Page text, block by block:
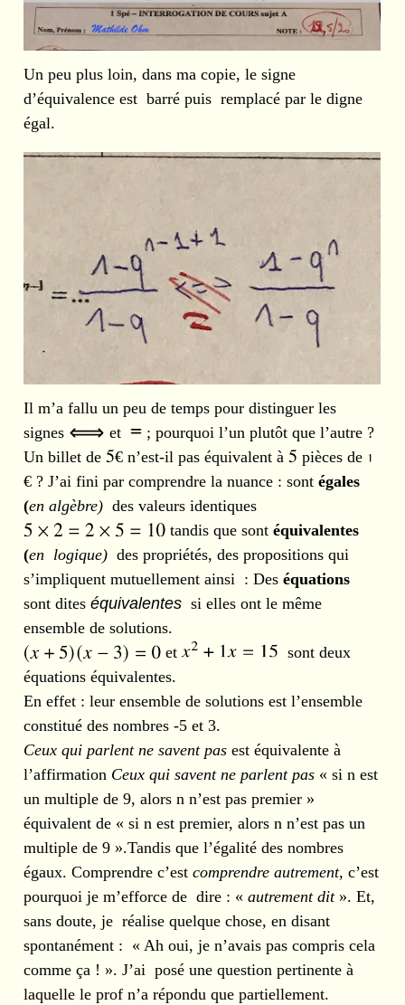
Un peu plus loin, dans ma copie, le signe
d’équivalence est barré puis remplacé par le digne
égal.
Il m’a fallu un peu de temps pour distinguer les
signes
et
; pourquoi l’un plutôt que l’autre ?
Un billet de € n’est-il pas équivalent à
pièces de
€ ? J’ai fini par comprendre la nuance : sontégales
(en algèbre) des valeurs identiques
tandis que sontéquivalentes
(en logique) des propriétés, des propositions qui
s’impliquent mutuellement ainsi : Deséquations
sont diteséquivalentes si elles ont le même
ensemble de solutions.
et
sont deux
équations équivalentes.
En effet : leur ensemble de solutions est l’ensemble
constitué des nombres -5 et 3.
Ceux qui parlent ne savent pas est équivalente à
l’affirmation Ceux qui savent ne parlent pas « si n est
un multiple de 9, alors n n’est pas premier »
équivalent de « si n est premier, alors n n’est pas un
multiple de 9 ».Tandis que l’égalité des nombres
égaux. Comprendre c’estcomprendre autrement, c’est
pourquoi je m’efforce de dire : «autrement dit». Et,
sans doute, je réalise quelque chose, en disant
spontanément : « Ah oui, je n’avais pas compris cela
comme ça ! ». J’ai posé une question pertinente à
laquelle le prof n’a répondu que partiellement.